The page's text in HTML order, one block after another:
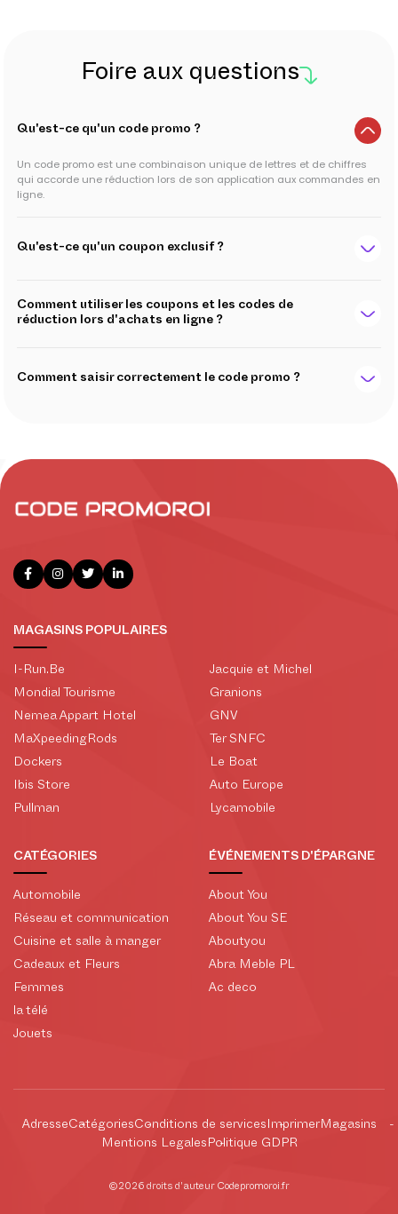
Foire aux questions
Qu'est-ce qu'un code promo ?
Un code promo est une combinaison unique de lettres et de chiffres
qui accorde une réduction lors de son application aux commandes en
ligne.
Qu'est-ce qu'un coupon exclusif ?
Comment utiliser les coupons et les codes de
réduction lors d'achats en ligne ?
Comment saisir correctement le code promo ?
MAGASINS POPULAIRES
I-Run.Be
Mondial Tourisme
Nemea Appart Hotel
MaXpeedingRods
Dockers
Ibis Store
Pullman
Jacquie et Michel
Granions
GNV
Ter SNFC
Le Boat
Auto Europe
Lycamobile
CATÉGORIES
Automobile
Réseau et communication
Cuisine et salle à manger
Cadeaux et Fleurs
Femmes
la télé
Jouets
ÉVÉNEMENTS D'ÉPARGNE
About You
About You SE
Aboutyou
Abra Meble PL
Ac deco
Adresse Catégories Conditions de services Imprimer Magasins
Mentions Legales Politique GDPR
©2026 droits d'auteur Codepromoroi.fr